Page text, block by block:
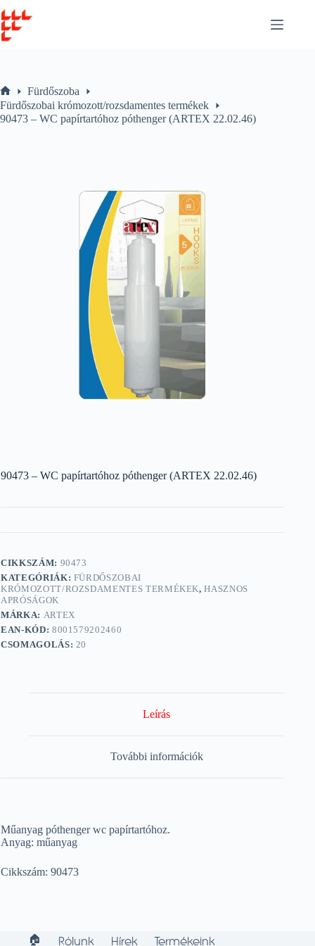
to
content
Home
Fürdőszoba
Fürdőszobai krómozott/rozsdamentes termékek
90473 – WC papírtartóhoz póthenger (ARTEX 22.02.46)
90473 – WC papírtartóhoz póthenger (ARTEX 22.02.46)
CIKKSZÁM: 90473
KATEGÓRIÁK: FÜRDŐSZOBAI
KRÓMOZOTT/ROZSDAMENTES TERMÉKEK,HASZNOS
APRÓSÁGOK
MÁRKA: ARTEX
EAN-KÓD: 8001579202460
CSOMAGOLÁS: 20
Leírás
További információk
Műanyag póthenger wc papírtartóhoz.
Anyag: műanyag
Cikkszám: 90473
🏠︎ Rólunk Hírek Termékeink